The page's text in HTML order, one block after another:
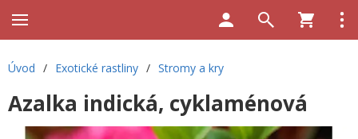
Úvod / Exotické rastliny / Stromy a kry
Azalka indická, cyklaménová